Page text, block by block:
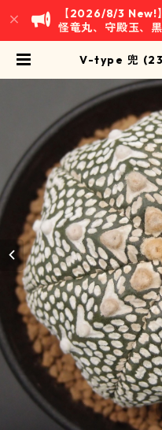
【2026/8/3 New!】
怪竜丸、守殿玉、
V-type 兜